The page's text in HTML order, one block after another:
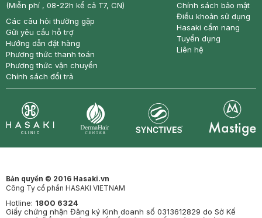
(Miễn phí , 08-22h kể cả T7, CN)
Các câu hỏi thường gặp
Gửi yêu cầu hỗ trợ
Hướng dẫn đặt hàng
Phương thức thanh toán
Phương thức vận chuyển
Chính sách đổi trả
Chính sách bảo mật
Điều khoản sử dụng
Hasaki cẩm nang
Tuyển dụng
Liên hệ
Bản quyền © 2016 Hasaki.vn
Công Ty cổ phần HASAKI VIETNAM
Hotline: 1800 6324
Giấy chứng nhận Đăng ký Kinh doanh số 0313612829 do Sở Kế